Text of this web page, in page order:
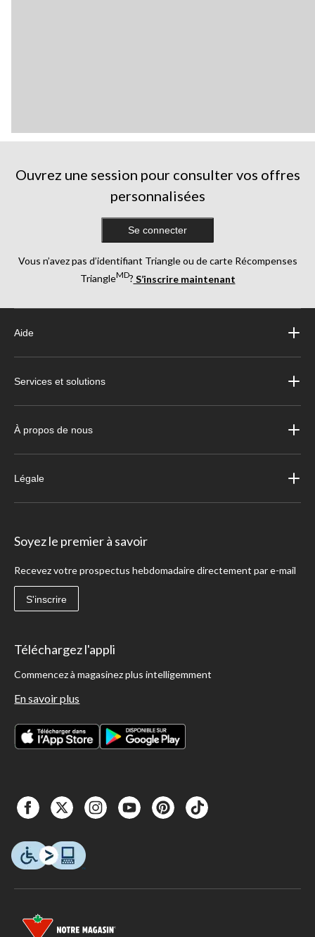
Ouvrez une session pour consulter vos offres
personnalisées
Se connecter
Vous n’avez pas d’identifiant Triangle ou de carte Récompenses
TriangleMD? S’inscrire maintenant
Aide
Services et solutions
À propos de nous
Légale
Soyez le premier à savoir
Recevez votre prospectus hebdomadaire directement par e-mail
S'inscrire
Téléchargez l'appli
Commencez à magasinez plus intelligemment
En savoir plus